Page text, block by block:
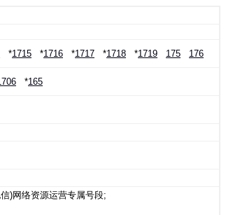
*1715 *1716 *1717 *1718 *1719 175 176
*165
)网络资源运营专属号段;